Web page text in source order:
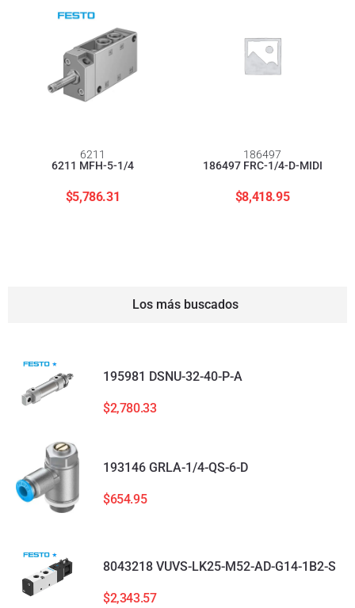
6211
6211 MFH-5-1/4
$5,786.31
186497
186497 FRC-1/4-D-MIDI
$8,418.95
Los más buscados
195981 DSNU-32-40-P-A
$2,780.33
193146 GRLA-1/4-QS-6-D
$654.95
8043218 VUVS-LK25-M52-AD-G14-1B2-S
$2,343.57